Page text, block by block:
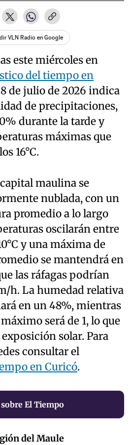
VLN Radio en Google
este miércoles en
del tiempo en
de julio de 2026 indica
de precipitaciones,
durante la tarde y
máximas que
16°C.
maulina se
nublada, con un
promedio a lo largo
oscilarán entre
y una máxima de
se mantendrá en
las ráfagas podrían
h. La humedad relativa
en un 48%, mientras
será de 1, lo que
solar. Para
consultar el
en Curicó.
El Tiempo
del Maule